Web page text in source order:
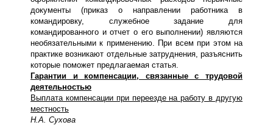
документы (приказ о направлении работника в
командировку, служебное задание для
командированного и отчет о его выполнении) являются
необязательными к применению. При всем при этом на
практике возникают отдельные затруднения, разъяснить
которые поможет предлагаемая статья.
Гарантии и компенсации, связанные с трудовой
деятельностью
Выплата компенсации при переезде на работу в другую
местность
Н.А. Сухова